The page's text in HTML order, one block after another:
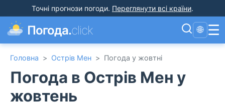
Точні прогнози погоди. Переглянути всі країни.
Погода.click 🌐 ☰
Головна > Острів Мен > Погода у жовтні
Погода в Острів Мен у
жовтень